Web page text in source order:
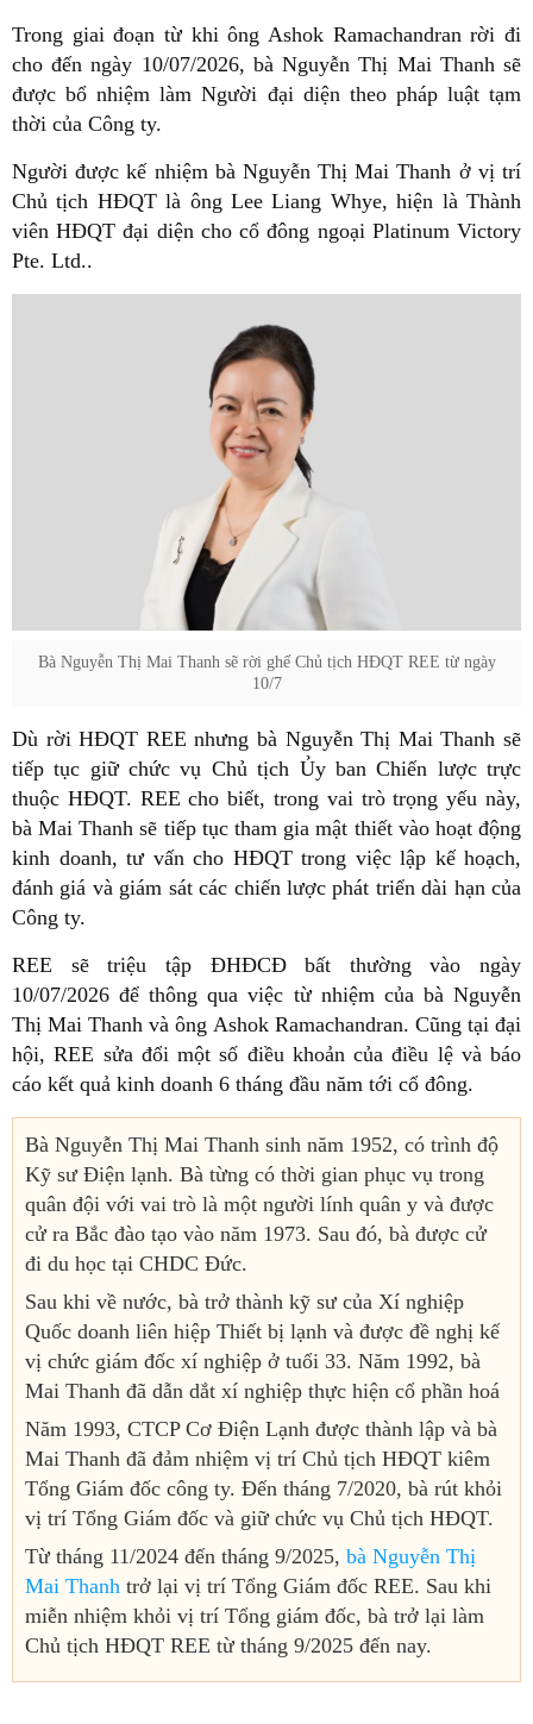
Trong giai đoạn từ khi ông Ashok Ramachandran rời đi
cho đến ngày 10/07/2026, bà Nguyễn Thị Mai Thanh sẽ
được bổ nhiệm làm Người đại diện theo pháp luật tạm
thời của Công ty.
Người được kế nhiệm bà Nguyễn Thị Mai Thanh ở vị trí
Chủ tịch HĐQT là ông Lee Liang Whye, hiện là Thành
viên HĐQT đại diện cho cổ đông ngoại Platinum Victory
Pte. Ltd..
Bà Nguyễn Thị Mai Thanh sẽ rời ghế Chủ tịch HĐQT REE từ ngày
10/7
Dù rời HĐQT REE nhưng bà Nguyễn Thị Mai Thanh sẽ
tiếp tục giữ chức vụ Chủ tịch Ủy ban Chiến lược trực
thuộc HĐQT. REE cho biết, trong vai trò trọng yếu này,
bà Mai Thanh sẽ tiếp tục tham gia mật thiết vào hoạt động
kinh doanh, tư vấn cho HĐQT trong việc lập kế hoạch,
đánh giá và giám sát các chiến lược phát triển dài hạn của
Công ty.
REE sẽ triệu tập ĐHĐCĐ bất thường vào ngày
10/07/2026 để thông qua việc từ nhiệm của bà Nguyễn
Thị Mai Thanh và ông Ashok Ramachandran. Cũng tại đại
hội, REE sửa đổi một số điều khoản của điều lệ và báo
cáo kết quả kinh doanh 6 tháng đầu năm tới cổ đông.
Bà Nguyễn Thị Mai Thanh sinh năm 1952, có trình độ
Kỹ sư Điện lạnh. Bà từng có thời gian phục vụ trong
quân đội với vai trò là một người lính quân y và được
cử ra Bắc đào tạo vào năm 1973. Sau đó, bà được cử
đi du học tại CHDC Đức.
Sau khi về nước, bà trở thành kỹ sư của Xí nghiệp
Quốc doanh liên hiệp Thiết bị lạnh và được đề nghị kế
vị chức giám đốc xí nghiệp ở tuổi 33. Năm 1992, bà
Mai Thanh đã dẫn dắt xí nghiệp thực hiện cổ phần hoá
Năm 1993, CTCP Cơ Điện Lạnh được thành lập và bà
Mai Thanh đã đảm nhiệm vị trí Chủ tịch HĐQT kiêm
Tổng Giám đốc công ty. Đến tháng 7/2020, bà rút khỏi
vị trí Tổng Giám đốc và giữ chức vụ Chủ tịch HĐQT.
Từ tháng 11/2024 đến tháng 9/2025, bà Nguyễn Thị
Mai Thanh trở lại vị trí Tổng Giám đốc REE. Sau khi
miễn nhiệm khỏi vị trí Tổng giám đốc, bà trở lại làm
Chủ tịch HĐQT REE từ tháng 9/2025 đến nay.